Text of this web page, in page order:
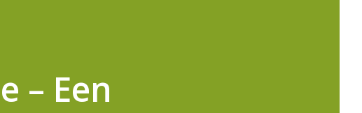
– Een